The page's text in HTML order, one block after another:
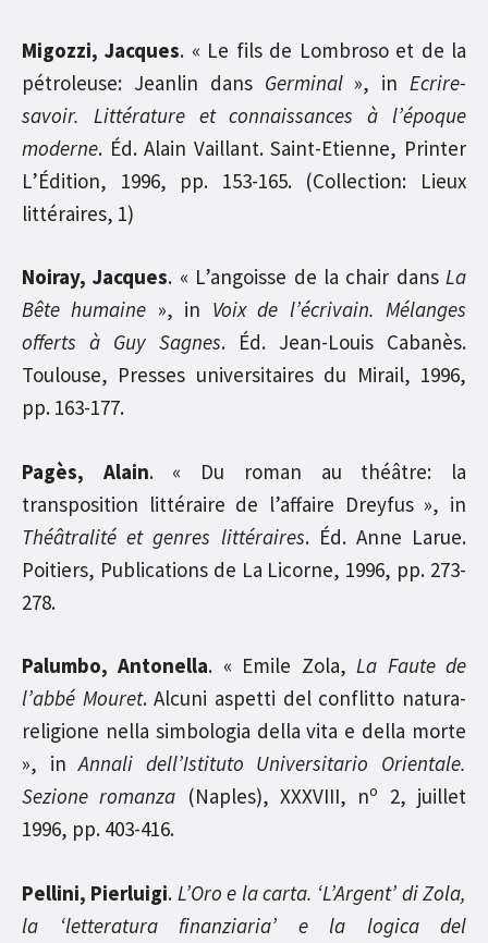
Migozzi, Jacques. « Le fils de Lombroso et de la
pétroleuse: Jeanlin dans Germinal», in Ecrire-
savoir. Littérature et connaissances à l’époque
moderne. Éd. Alain Vaillant. Saint-Etienne, Printer
L’Édition, 1996, pp. 153-165. (Collection: Lieux
littéraires, 1)
Noiray, Jacques. « L’angoisse de la chair dans La
Bête humaine », in Voix de l’écrivain. Mélanges
offerts à Guy Sagnes. Éd. Jean-Louis Cabanès.
Toulouse, Presses universitaires du Mirail, 1996,
pp. 163-177.
Pagès, Alain. « Du roman au théâtre: la
transposition littéraire de l’affaire Dreyfus », in
Théâtralité et genres littéraires. Éd. Anne Larue.
Poitiers, Publications de La Licorne, 1996, pp. 273-
278.
Palumbo, Antonella. « Emile Zola,La Faute de
l’abbé Mouret. Alcuni aspetti del conflitto natura-
religione nella simbologia della vita e della morte
», inAnnali dell’Istituto Universitario Orientale.
Sezione romanza (Naples), XXXVIII, no
2, juillet
1996, pp. 403-416.
Pellini, Pierluigi. L’Oro e la carta. ‘L’Argent’ di Zola,
la ‘letteratura finanziaria’ e la logica del